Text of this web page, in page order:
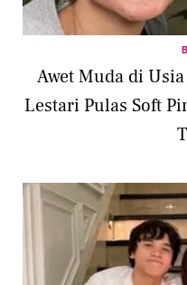
Awet Muda di
Lestari Pulas Soft